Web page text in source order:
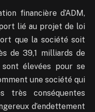
financière d’ADM,
lié au projet de loi
que la société soit
de 39,1 milliards de
élevées pour se
une société qui
très conséquentes
d’endettement